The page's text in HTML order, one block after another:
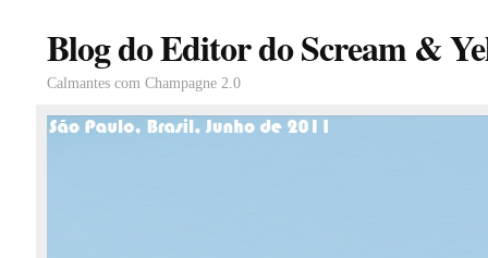
Blog do Editor do Scream &
Calmantes com Champagne 2.0